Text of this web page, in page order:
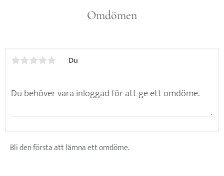
Omdömen
Du
Bli den första att lämna ett omdöme.